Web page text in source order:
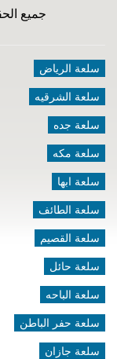
جميع
سلعة الرياض
سلعة الشرقيه
سلعة جده
سلعة مكه
سلعة ابها
سلعة الطائف
سلعة القصيم
سلعة حائل
سلعة الباحه
سلعة حفر الباطن
سلعة جازان